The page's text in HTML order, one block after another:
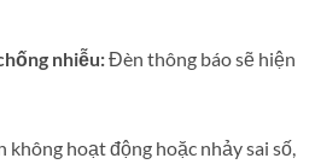
nhiễu:Đèn thông báo sẽ hiện
không hoạt động hoặc nhảy sai số,